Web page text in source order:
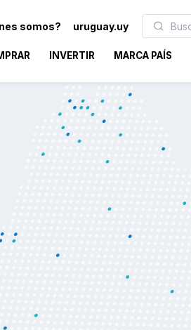
somos? uruguay.uy
INVERTIR MARCA PAÍS